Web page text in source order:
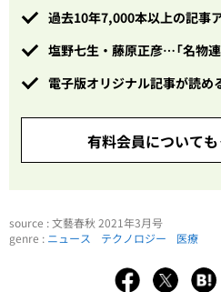
過去10年7,000本以上の記事
塩野七生・藤原正彦…「名物
電子版オリジナル記事が読め
有料会員について
source : 文藝春秋 2021年3月号
genre : ニュース テクノロジー 医療